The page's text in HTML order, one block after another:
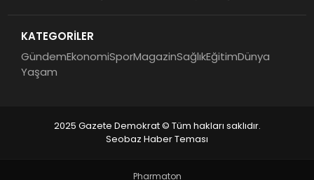
KATEGORİLER
GündemEkonomiSporMagazinSağlıkEğitimDünya
Yaşam
2025 Gazete Demokrat © Tüm hakları saklıdır.
Seobaz Haber Teması
Pharmaton